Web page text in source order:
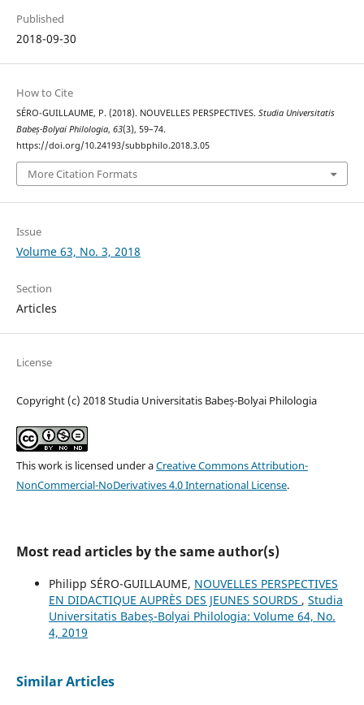
Published
2018-09-30
How to Cite
SÉRO-GUILLAUME, P. (2018). NOUVELLES PERSPECTIVES. Studia Universitatis
Babeș-Bolyai Philologia, 63(3), 59–74.
https://doi.org/10.24193/subbphilo.2018.3.05
More Citation Formats
Issue
Volume 63, No. 3, 2018
Section
Articles
License
Copyright (c) 2018 Studia Universitatis Babeș-Bolyai Philologia
This work is licensed under aCreative Commons Attribution-
NonCommercial-NoDerivatives 4.0 International License.
Most read articles by the same author(s)
Philipp SÉRO-GUILLAUME, NOUVELLES PERSPECTIVES
EN DIDACTIQUE AUPRÈS DES JEUNES SOURDS , Studia
Universitatis Babeș-Bolyai Philologia: Volume 64, No.
4, 2019
Similar Articles